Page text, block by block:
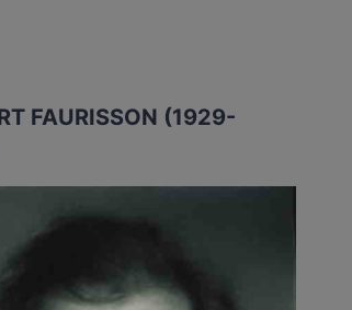
FAURISSON (1929-